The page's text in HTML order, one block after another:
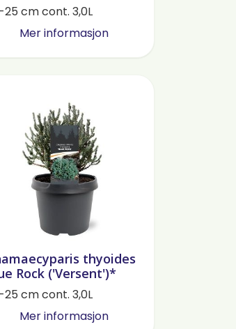
cm cont. 3,0L
Mer informasjon
thyoides
Rock ('Versent')*
cm cont. 3,0L
Mer informasjon